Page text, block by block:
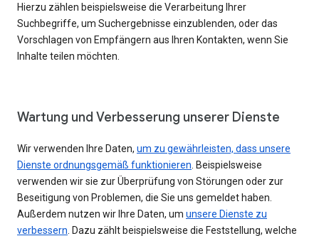
Hierzu zählen beispielsweise die Verarbeitung Ihrer
Suchbegriffe, um Suchergebnisse einzublenden, oder das
Vorschlagen von Empfängern aus Ihren Kontakten, wenn Sie
Inhalte teilen möchten.
Wartung und Verbesserung unserer Dienste
Wir verwenden Ihre Daten, um zu gewährleisten, dass unsere
Dienste ordnungsgemäß funktionieren . Beispielsweise
verwenden wir sie zur Überprüfung von Störungen oder zur
Beseitigung von Problemen, die Sie uns gemeldet haben.
Außerdem nutzen wir Ihre Daten, um unsere Dienste zu
verbessern . Dazu zählt beispielsweise die Feststellung, welche